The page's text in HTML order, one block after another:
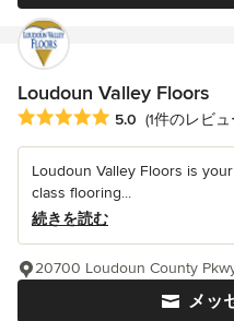
Loudoun Valley Floors
平均評価：5つ星中 星5
5.0 (1件のレビュ
Loudoun Valley Floors is
class flooring...
続きを読む
メッ
20700 Loudoun County